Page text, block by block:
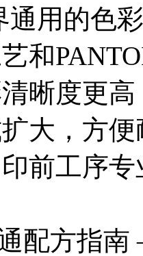
通用的色
和
晰度更
大，方
前工序
配方指